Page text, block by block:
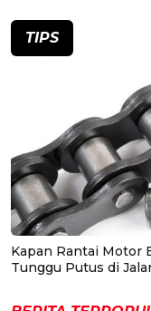
TIPS
Kapan Rantai Motor
Tunggu Putus di